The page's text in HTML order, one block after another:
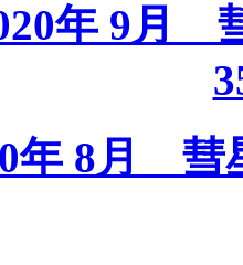
年 9月
年 8月